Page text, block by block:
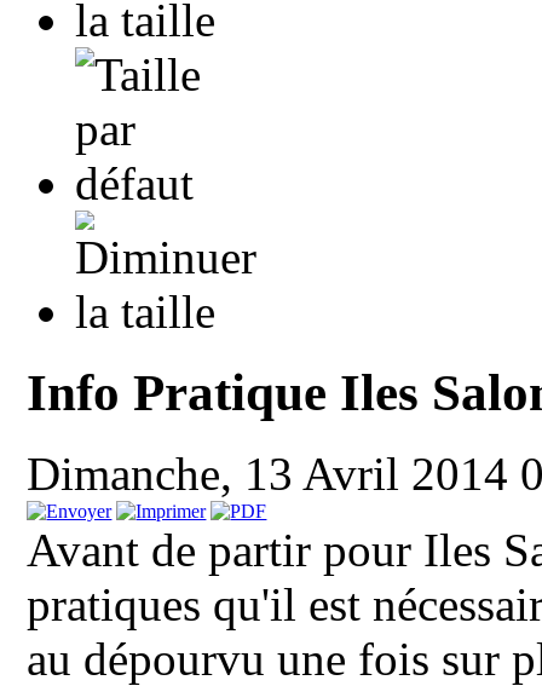
Info Pratique Iles
Dimanche, 13 Avril 2014
Avant de partir pour Iles
pratiques qu'il est
au dépourvu une fois sur